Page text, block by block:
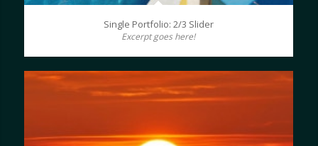
Single Portfolio: 2/3 Slider
Excerpt goes here!